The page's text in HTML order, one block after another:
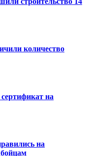
количество
на
на